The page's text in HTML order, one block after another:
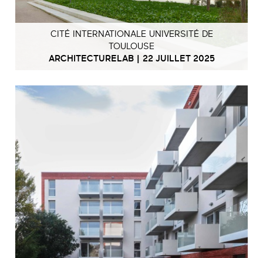
CITÉ INTERNATIONALE UNIVERSITÉ DE
TOULOUSE
ARCHITECTURELAB | 22 JUILLET 2025